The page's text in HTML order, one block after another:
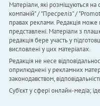
Матеріали, які розміщуються
компаній" / "Пресреліз" /
правах реклами. Редакція може
представлені. Матеріали з
редакція бере участь у
висловлені у цих матеріалах.
Редакція не несе
оприлюднені у рекламних
законодавством,
Cуб'єкт у сфері онлайн-медіа;